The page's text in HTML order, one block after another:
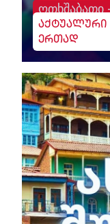
ოთხშაბათი
აქტუალური
ერთად